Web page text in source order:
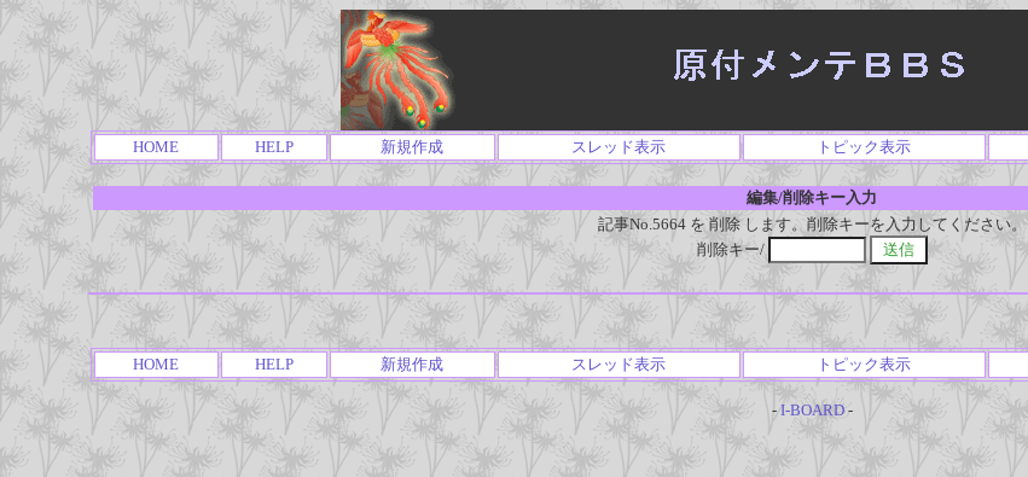
HOME HELP 新規作成 スレッド表示 トピック表示
編集/削除キー入力
記事No.5664 を 削除 します。削除キーを入力してください。
削除キー/
HOME HELP 新規作成 スレッド表示 トピック表示
- I-BOARD-